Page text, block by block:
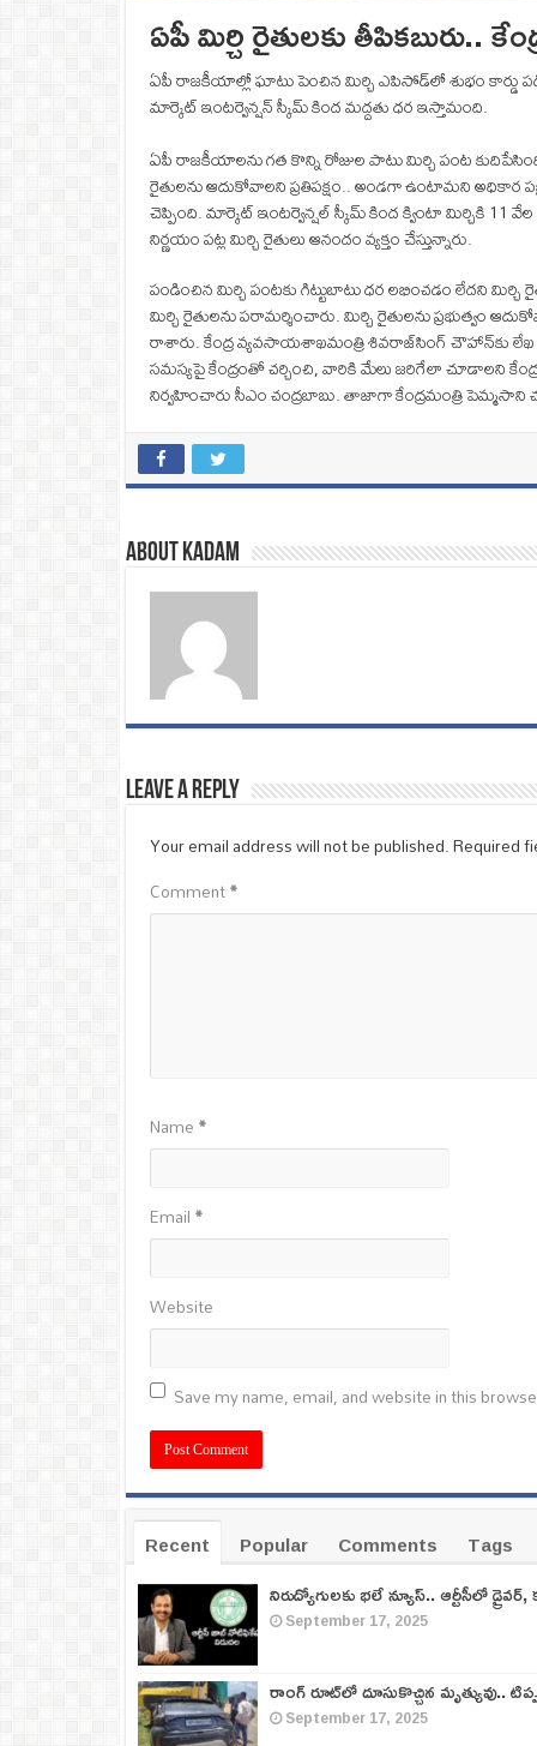
ఏపీ మిర్చి రైతులకు తీపికబురు..
ఏపీ రాజకీయాల్లో ఘాటు పెంచిన మిర్చి ఎపిసోడ్‌లో శుభం కార్డు
మార్కెట్‌ ఇంటర్వెన్షన్‌ స్కీమ్‌ కింద మద్దతు ధర ఇస్తామంది.
ఏపీ రాజకీయాలను గత కొన్ని రోజుల పాటు మిర్చి పంట
రైతులను ఆదుకోవాలని ప్రతిపక్షం.. అండగా ఉంటామని అధికార
చెప్పింది. మార్కెట్‌ ఇంటర్వెన్షల్‌ స్కీమ్‌ కింద క్వింటా మిర్చికి 11
నిర్ణయం పట్ల మిర్చి రైతులు ఆనందం వ్యక్తం చేస్తున్నారు.
పండించిన మిర్చి పంటకు గిట్టుబాటు ధర లభించడం లేదని మిర్చి
మిర్చి రైతులను పరామర్శించారు. మిర్చి రైతులను ప్రభుత్వం
రాశారు. కేంద్ర వ్యవసాయశాఖమంత్రి శివరాజ్‌సింగ్‌ చౌహాన్‌కు లేఖ
సమస్యపై కేంద్రంతో చర్చించి, వారికి మేలు జరిగేలా చూడాలని
నిర్వహించారు సీఎం చంద్రబాబు. తాజాగా కేంద్రమంత్రి పెమ్మసాని
About Kadam
Leave a Reply
Your email address will not be published.Required
Comment*
Name*
Email*
Website
Save my name, email, and website in this
Recent Popular Comments
Tags
నిరుద్యోగులకు భలే న్యూస్.. ఆర్టీసీలో
September 17, 2025
రాంగ్ రూట్‌లో దూసుకొచ్చిన మృత్యువు..
September 17, 2025